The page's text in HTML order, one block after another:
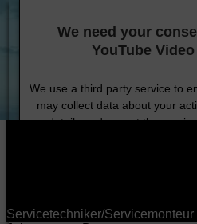
CompanyTechnology
Servicetechniker/
We need your
YouTube
We use a third party service to
may collect data about your
details and accept the